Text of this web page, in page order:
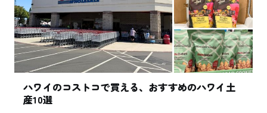
ハワイのコストコで買える、おすすめのハワイ土
産10選